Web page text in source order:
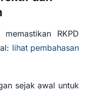
RKPD
lihat pembahasan
sejak awal untuk